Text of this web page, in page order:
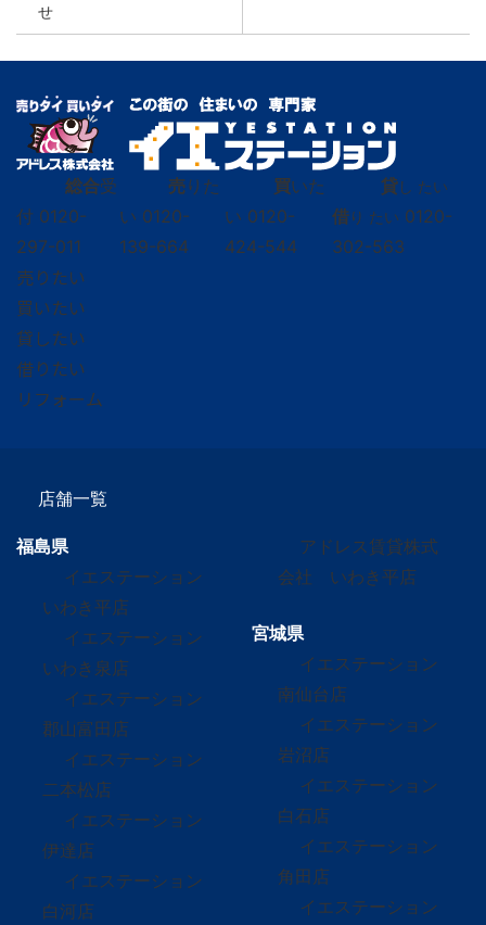
せ
総合受
付 0120-
297-011
売りた
い 0120-
139-664
買いた
い 0120-
424-544
貸し たい
借り たい 0120-
302-563
売りたい
買いたい
貸したい
借りたい
リフォーム
店舗一覧
福島県
イエステーション
いわき平店
イエステーション
いわき泉店
イエステーション
郡山富田店
イエステーション
二本松店
イエステーション
伊達店
イエステーション
白河店
アドレス賃貸株式
会社 いわき平店
宮城県
イエステーション
南仙台店
イエステーション
岩沼店
イエステーション
白石店
イエステーション
角田店
イエステーション